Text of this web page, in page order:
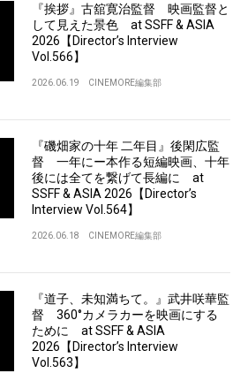
『挨拶』古舘寛治監督 映画監督と
して見えた景色 at SSFF & ASIA
2026【Director’s Interview
Vol.566】
2026.06.19 CINEMORE編集部
『磯畑家の十年 二年目』後閑広監
督 一年にー本作る短編映画、十年
後には全てを繋げて長編に at
SSFF & ASIA 2026【Director’s
Interview Vol.564】
2026.06.18 CINEMORE編集部
『道子、未知満ちて。』武井咲華監
督 360°カメラカーを映画にする
ために at SSFF & ASIA
2026【Director’s Interview
Vol.563】